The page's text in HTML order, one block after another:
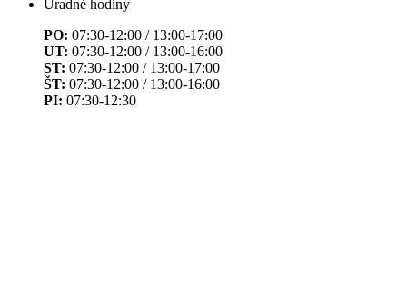
Úradné hodiny
PO: 07:30-12:00 / 13:00-17:00
UT: 07:30-12:00 / 13:00-16:00
ST: 07:30-12:00 / 13:00-17:00
ŠT: 07:30-12:00 / 13:00-16:00
PI: 07:30-12:30